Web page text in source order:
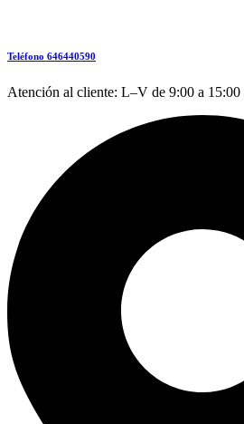
Teléfono 646440590
Atención al cliente: L–V de 9:00 a 15:00